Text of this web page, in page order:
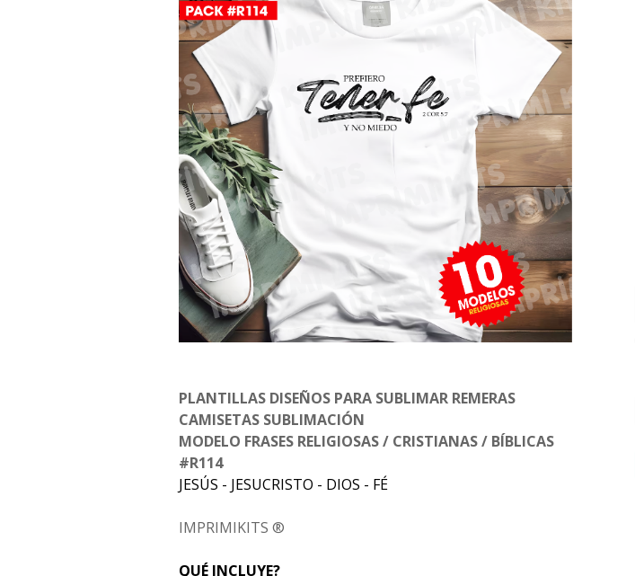
PLANTILLAS DISEÑOS PARA SUBLIMAR REMERAS
CAMISETAS SUBLIMACIÓN
MODELO FRASES RELIGIOSAS / CRISTIANAS / BÍBLICAS
#R114
JESÚS - JESUCRISTO - DIOS - FÉ
IMPRIMIKITS ®
QUÉ INCLUYE?